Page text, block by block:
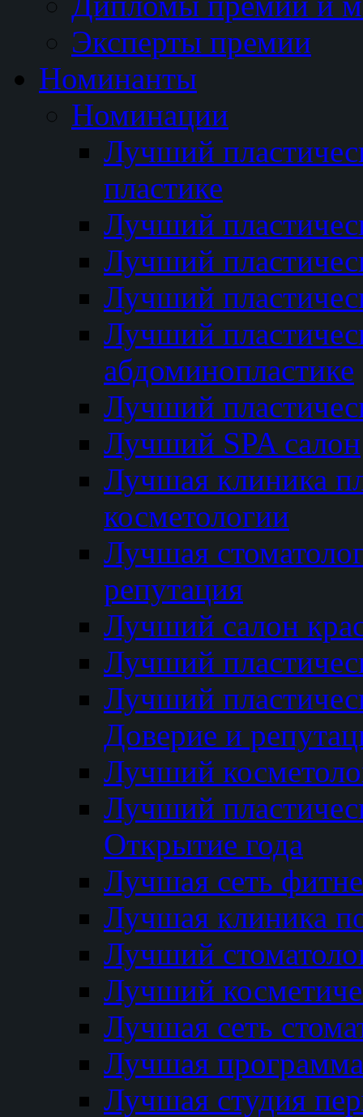
Эксперты премии
Номинанты
Номинации
Лучший
пластике
Лучший
Лучший
Лучший
Лучший
абдоминопластике
Лучший
Лучший SPA салон
Лучшая клиника
косметологии
Лучшая
репутация
Лучший салон
Лучший
Лучший
Доверие и
Лучший
Лучший
Открытие года
Лучшая сеть
Лучшая клиника
Лучший
Лучший
Лучшая сеть
Лучшая программа
Лучшая студия